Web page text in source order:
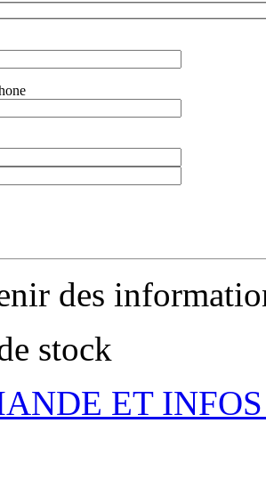
des
stock
ET